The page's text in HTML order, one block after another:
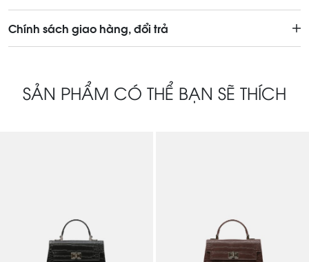
Chính sách giao hàng, đổi trả
SẢN PHẨM CÓ THỂ BẠN SẼ THÍCH